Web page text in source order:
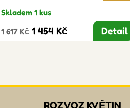
Skladem 1 kus
1 617 Kč 1 454 Kč Detail
ROZVOZ KVĚTIN